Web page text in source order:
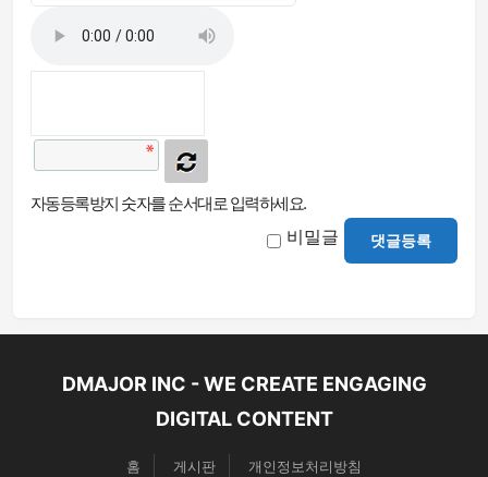
자동등록방지 숫자를 순서대로 입력하세요.
비밀글 댓글등록
DMAJOR INC - WE CREATE ENGAGING
DIGITAL CONTENT
홈 게시판 개인정보처리방침